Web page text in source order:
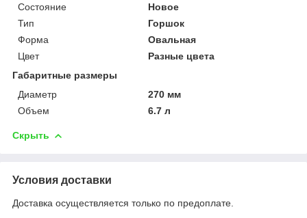
Состояние
Новое
Тип
Горшок
Форма
Овальная
Цвет
Разные цвета
Габаритные размеры
Диаметр
270 мм
Объем
6.7 л
Скрыть
Условия доставки
Доставка осуществляется только по предоплате.